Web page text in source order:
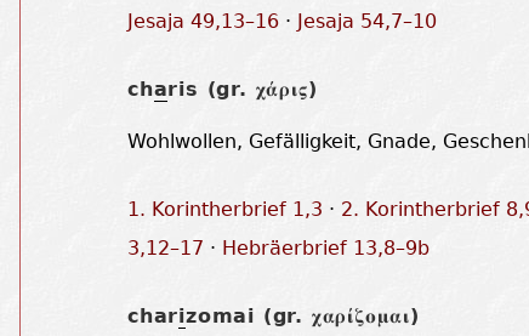
Jesaja 49,13–16 · Jesaja 54,7–10
charis (gr. χάρις)
Wohlwollen, Gefälligkeit, Gnade,
1. Korintherbrief 1,3 · 2. Korintherbrief
3,12–17 · Hebräerbrief 13,8–9b
charizomai (gr. χαρίζομαι)